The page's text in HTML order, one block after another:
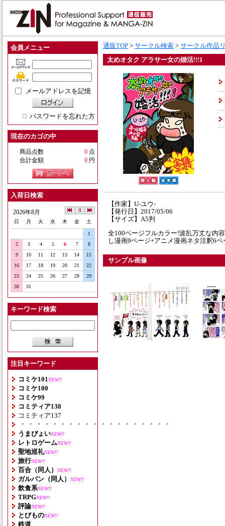
会員メニュー
メールアドレスを記憶
パスワードを忘れた方
現在のカゴの中
商品点数 0 点
合計金額
0 円
入荷日検索
2026年8月
日 月 火 水 木 金 土
1
2
3 4 5 6 7
8
9
10 11 12 13 14
15
16
17 18 19 20 21
22
23
24 25 26 27 28
29
30
31
キーワード検索
注目キーワード
コミケ101 NEW!!
コミケ100
コミケ99
コミティア138
コミティア137
・・・・・・・・・・・・・・・・・・・
うまぴょいNEW!!
レトロゲームNEW!!
聖地巡礼NEW!!
旅行NEW!!
百合（同人） NEW!!
ガルパン（同人） NEW!!
飲食系NEW!!
TRPGNEW!!
評論NEW!!
とびものNEW!!
鉄道
通販TOP > サークル検索 > サークル作品
太めオタク アラサー女の婚活!!!1
【作家】U-ユウ-
【発行日】2017/05/06
【サイズ】A5判
全100ページフルカラー!波乱万丈な内
し漫画9ページ+アニメ漫画ネタ注釈6ペ
サンプル画像